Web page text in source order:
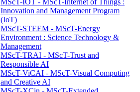
MScT-IOT - MScT-Internet of Things :
Innovation and Management Program
(IoT)
MScT-STEEM - MScT-Energy
Environment : Science Technology &
Management
MScT-TRAI - MScT-Trust and
Responsible AI
MScT-ViCAI - MScT-Visual Computing
and Creative AI